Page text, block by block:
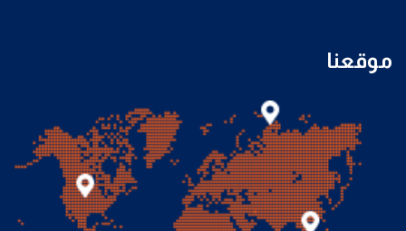
موقعنا